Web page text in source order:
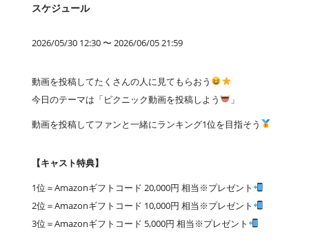
スケジュール
2026/05/30 12:30 〜 2026/06/05 21:59
動画を投稿してたくさんの人に見てもらおう
今日のテーマは「ピクニック動画を投稿しよう
」
動画を投稿してファンと一緒にランキング1位を目指そう
【キャスト特典】
1位＝Amazonギフトコード 20,000円 相当※プレゼント
2位＝Amazonギフトコード 10,000円 相当※プレゼント
3位＝Amazonギフトコード 5,000円 相当※プレゼント